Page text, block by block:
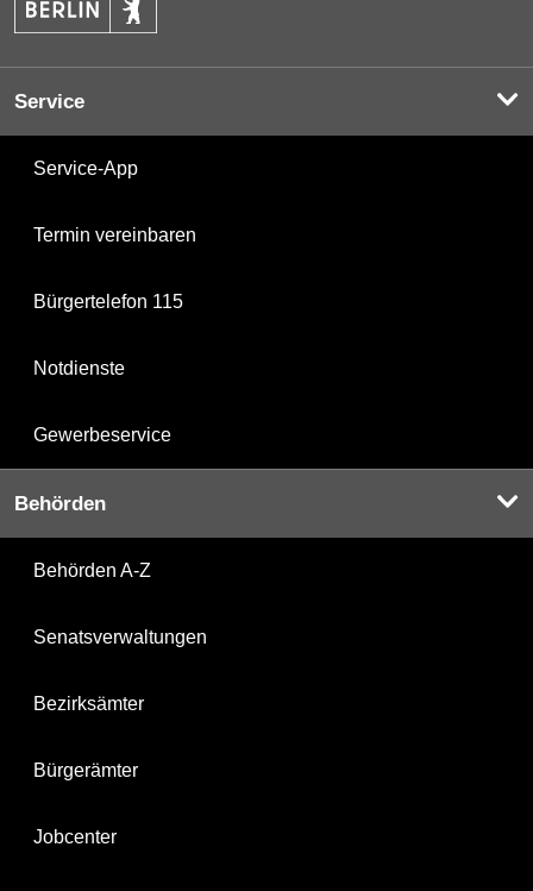
Service
Service-App
Termin vereinbaren
Bürgertelefon 115
Notdienste
Gewerbeservice
Behörden
Behörden A-Z
Senatsverwaltungen
Bezirksämter
Bürgerämter
Jobcenter